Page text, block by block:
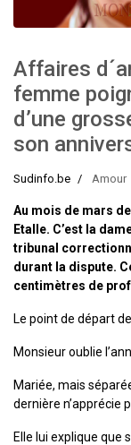
Affaires
femme
d’une
son
Sudinfo.be Amour
Au mois de mars
Etalle. C’est la
tribunal
durant la dispute.
centimètres de
Le point de départ
Monsieur oublie
Mariée, mais
dernière n’apprécie
Elle lui explique que